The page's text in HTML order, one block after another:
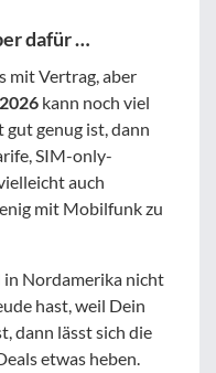
dafür …
mit Vertrag, aber
kann noch viel
genug ist, dann
SIM-only-
auch
mit Mobilfunk zu
Nordamerika nicht
hast, weil Dein
dann lässt sich die
etwas heben.